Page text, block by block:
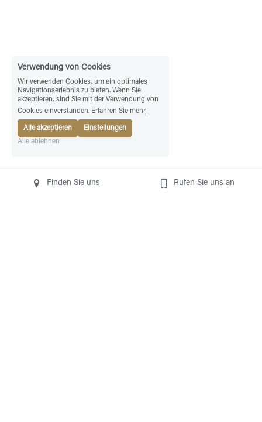
Finden Sie uns Rufen Sie uns an
Verwendung von Cookies
Wir verwenden Cookies, um ein optimales
Navigationserlebnis zu bieten. Wenn Sie
akzeptieren, sind Sie mit der Verwendung von
Cookies einverstanden. Erfahren Sie mehr
Alle akzeptieren
Einstellungen
Alle ablehnen